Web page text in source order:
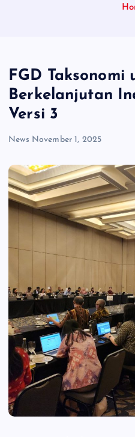
FGD Taksonomi
Berkelanjutan
Versi 3
News November 1, 2025